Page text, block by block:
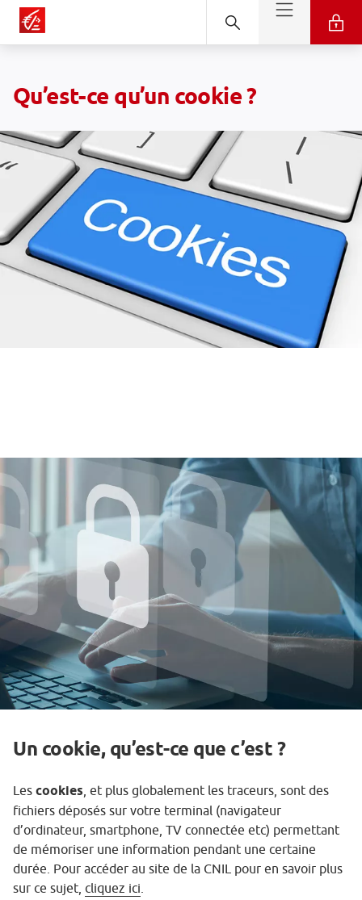
Qu’est-ce qu’un cookie ?
Un cookie, qu’est-ce que c’est ?
Les cookies , et plus globalement les traceurs, sont des
fichiers déposés sur votre terminal (navigateur
d’ordinateur, smartphone, TV connectée etc) permettant
de mémoriser une information pendant une certaine
durée. Pour accéder au site de la CNIL pour en savoir plus
sur ce sujet, cliquez ici